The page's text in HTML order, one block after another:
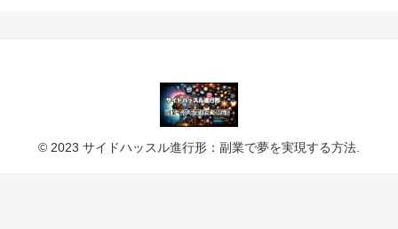
© 2023 サイドハッスル進行形：副業で夢を実現する方法.